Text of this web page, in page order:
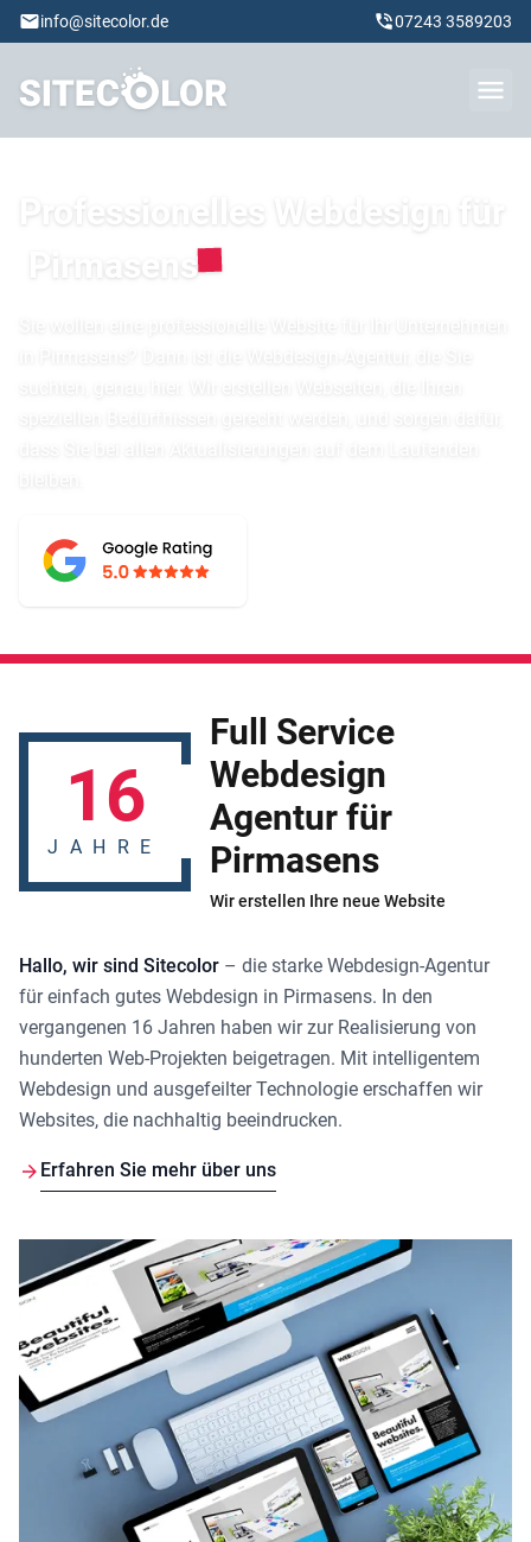
info@sitecolor.de 07243 3589203
Professionelles Webdesign für
Pirmasens
16
JAHRE
Full Service
Webdesign
Agentur für
Pirmasens
Wir erstellen Ihre neue Website
Hallo, wir sind Sitecolor – die starke Webdesign-Agentur
für einfach gutes Webdesign in Pirmasens. In den
vergangenen 16 Jahren haben wir zur Realisierung von
hunderten Web-Projekten beigetragen. Mit intelligentem
Webdesign und ausgefeilter Technologie erschaffen wir
Websites, die nachhaltig beeindrucken.
Erfahren Sie mehr über uns